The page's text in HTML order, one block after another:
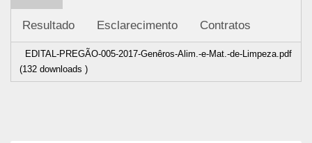
Resultado Esclarecimento Contratos
EDITAL-PREGÃO-005-2017-Genêros-Alim.-e-Mat.-de-Limpeza.pdf
(132 downloads )